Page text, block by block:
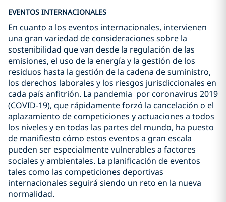
EVENTOS INTERNACIONALES
En cuanto a los eventos internacionales, intervienen
una gran variedad de consideraciones sobre la
sostenibilidad que van desde la regulación de las
emisiones, el uso de la energía y la gestión de los
residuos hasta la gestión de la cadena de suministro,
los derechos laborales y los riesgos jurisdiccionales en
cada país anfitrión. La pandemia por coronavirus 2019
(COVID-19), que rápidamente forzó la cancelación o el
aplazamiento de competiciones y actuaciones a todos
los niveles y en todas las partes del mundo, ha puesto
de manifiesto cómo estos eventos a gran escala
pueden ser especialmente vulnerables a factores
sociales y ambientales. La planificación de eventos
tales como las competiciones deportivas
internacionales seguirá siendo un reto en la nueva
normalidad.